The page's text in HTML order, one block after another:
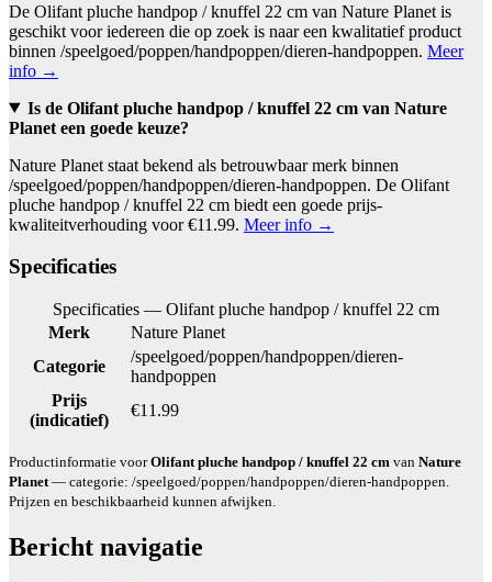
De Olifant pluche handpop / knuffel 22 cm van Nature Planet is
geschikt voor iedereen die op zoek is naar een kwalitatief product
binnen /speelgoed/poppen/handpoppen/dieren-handpoppen. Meer
info →
Is de Olifant pluche handpop / knuffel 22 cm van Nature
Planet een goede keuze?
Nature Planet staat bekend als betrouwbaar merk binnen
/speelgoed/poppen/handpoppen/dieren-handpoppen. De Olifant
pluche handpop / knuffel 22 cm biedt een goede prijs-
kwaliteitverhouding voor €11.99. Meer info →
Specificaties
Specificaties — Olifant pluche handpop / knuffel 22 cm
Merk
Nature Planet
Categorie
/speelgoed/poppen/handpoppen/dieren-
handpoppen
Prijs
(indicatief)
€11.99
Productinformatie voorOlifant pluche handpop / knuffel 22 cm van Nature
Planet— categorie: /speelgoed/poppen/handpoppen/dieren-handpoppen.
Prijzen en beschikbaarheid kunnen afwijken.
Bericht navigatie